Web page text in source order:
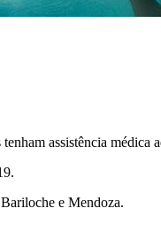
assistência médica
e Mendoza.